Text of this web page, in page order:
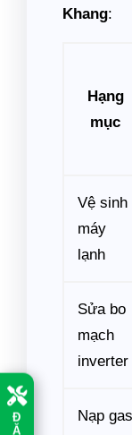
Đ
Ặ
Khang:
Hạng
mục
Vệ sinh
máy
lạnh
Sửa bo
mạch
inverter
Nạp gas